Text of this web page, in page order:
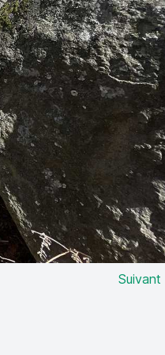
Suivant